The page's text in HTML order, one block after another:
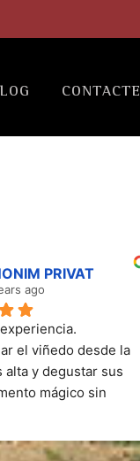
CONTACTE
PRIVAT
ago
el viñedo desde la
alta y degustar sus
mágico sin